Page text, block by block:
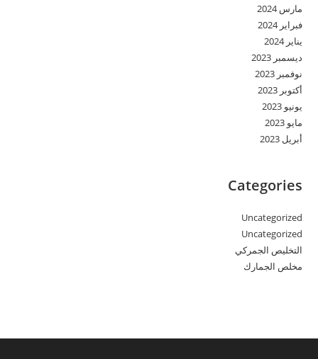
مارس 2024
فبراير 2024
يناير 2024
ديسمبر 2023
نوفمبر 2023
أكتوبر 2023
يونيو 2023
مايو 2023
أبريل 2023
Categories
Uncategorized
Uncategorized
التخليص الجمركي
مخلص الجمارك